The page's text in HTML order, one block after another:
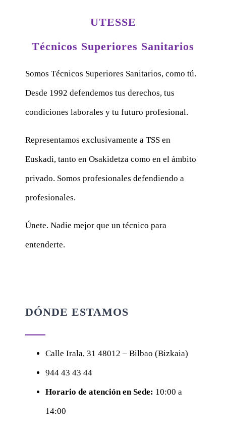
UTESSE
Técnicos Superiores Sanitarios
Somos Técnicos Superiores Sanitarios, como tú.
Desde 1992 defendemos tus derechos, tus
condiciones laborales y tu futuro profesional.
Representamos exclusivamente a TSS en
Euskadi, tanto en Osakidetza como en el ámbito
privado. Somos profesionales defendiendo a
profesionales.
Únete. Nadie mejor que un técnico para
entenderte.
DÓNDE ESTAMOS
Calle Irala, 31 48012 – Bilbao (Bizkaia)
944 43 43 44
Horario de atención en Sede: 10:00 a
14:00